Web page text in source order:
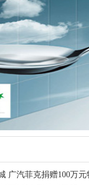
广汽菲克捐赠100万元